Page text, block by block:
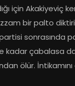
için Akakiyeviç
bir palto
sonrasında
kadar çabalasa
ölür.